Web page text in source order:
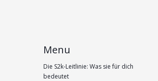
Menu
Die S2k-Leitlinie: Was sie für dich
bedeutet